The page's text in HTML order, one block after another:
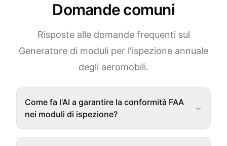
Domande comuni
Risposte alle domande frequenti sul
Generatore di moduli per l'ispezione annuale
degli aeromobili.
Come fa l'AI a garantire la conformità FAA
nei moduli di ispezione?